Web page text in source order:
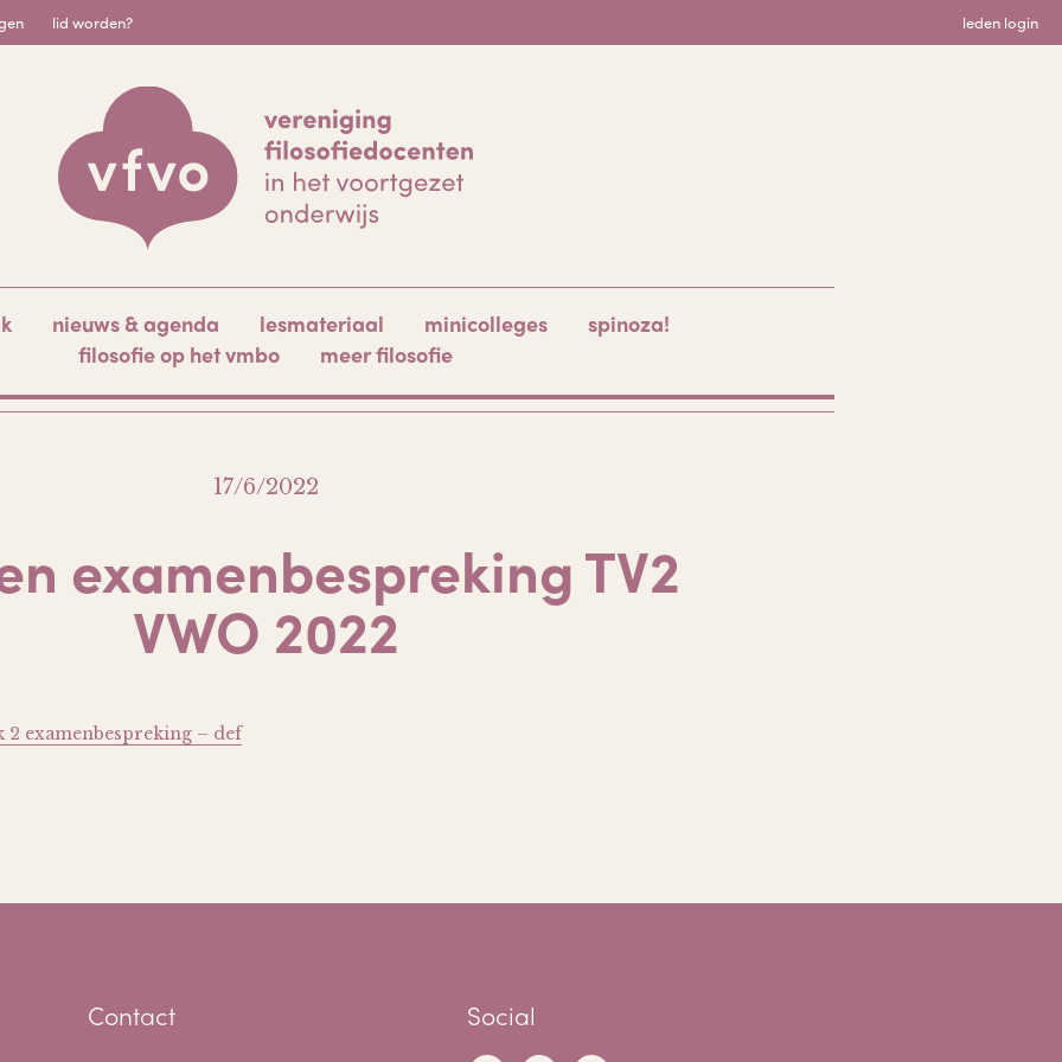
lid worden? leden login
nieuws & agenda lesmateriaal minicolleges
spinoza!
filosofie op het vmbo
meer filosofie
17/6/2022
examenbespreking TV2
VWO 2022
2 examenbespreking – def
Contact Social